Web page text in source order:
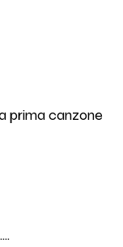
prima canzone